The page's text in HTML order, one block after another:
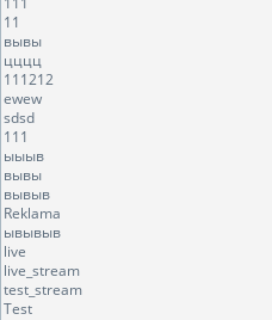
11
вывы
цццц
111212
ewew
sdsd
111
ыыыв
вывы
вывыв
Reklama
ывывыв
live
live_stream
test_stream
Test